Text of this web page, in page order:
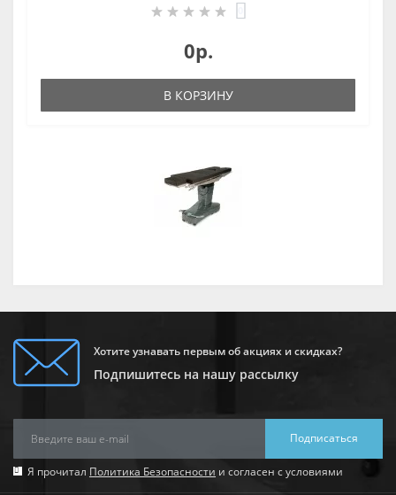
0р.
В КОРЗИНУ
Хотите узнавать первым об акциях и скидках?
Подпишитесь на нашу рассылку
Подписаться
Я прочитал Политика Безопасности и согласен с условиями